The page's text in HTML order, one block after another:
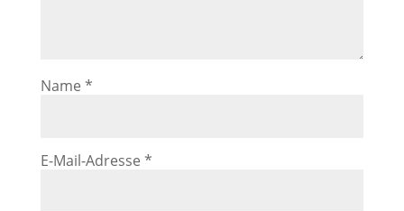
Name *
E-Mail-Adresse *